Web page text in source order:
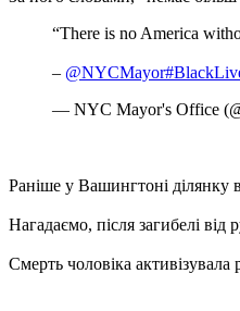
“There is no America
– @NYCMayor
— NYC Mayor's Office
Раніше у Вашингтоні ділянку
Нагадаємо, після загибелі
Смерть чоловіка